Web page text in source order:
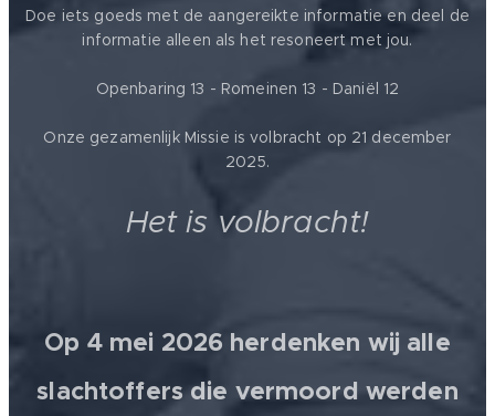
Doe iets goeds met de aangereikte informatie en deel de
informatie alleen als het resoneert met jou.
Openbaring 13 - Romeinen 13 - Daniël 12
Onze gezamenlijk Missie is volbracht op 21 december
2025.
Het is volbracht!
Op 4 mei 2026 herdenken wij alle
slachtoffers die vermoord werden